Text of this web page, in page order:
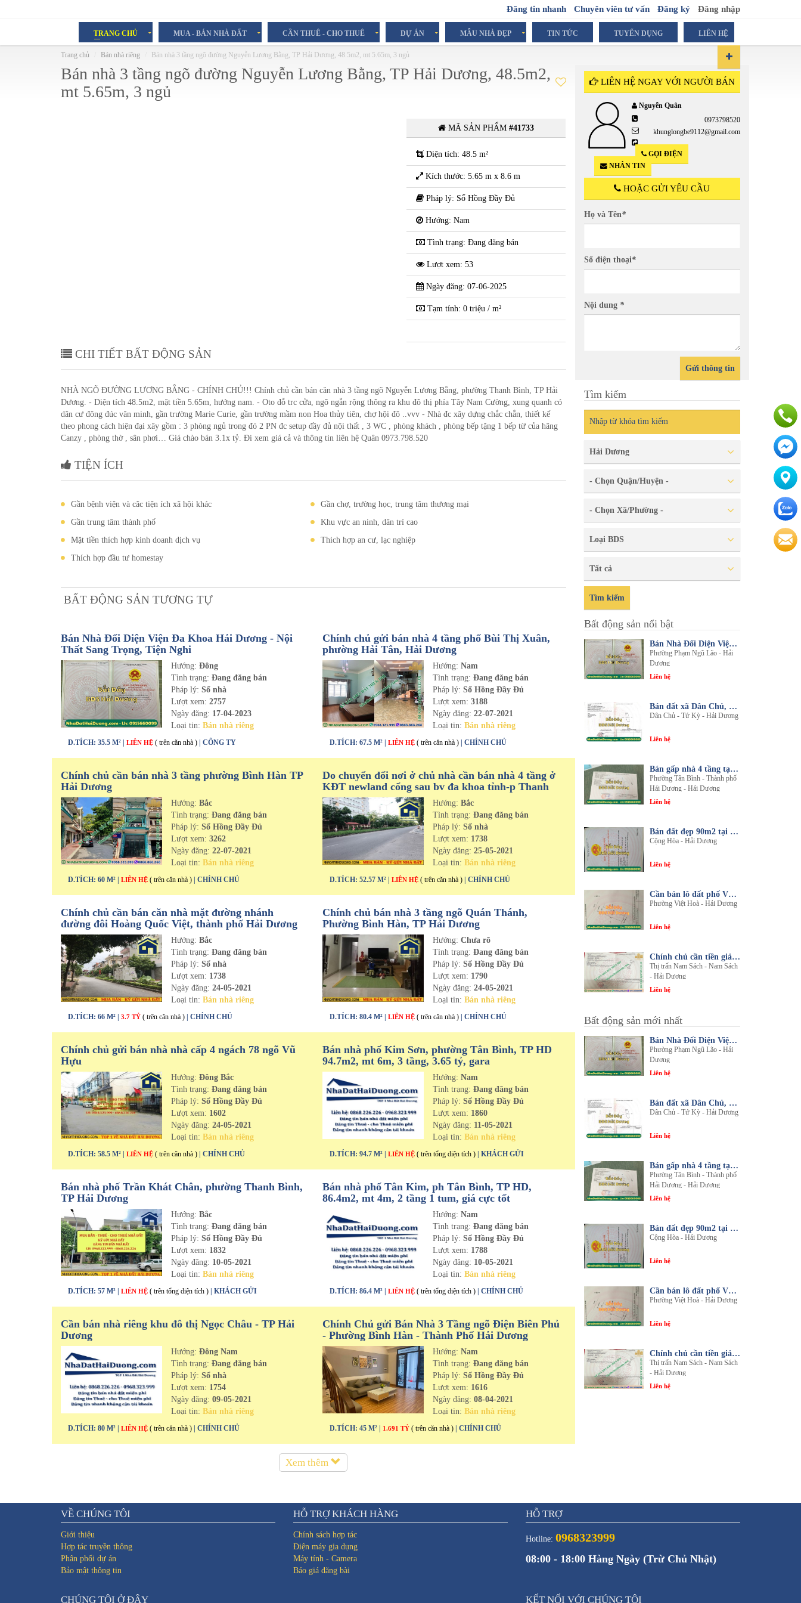
Đăng tin nhanh Chuyên viên tư vấn Đăng ký Đăng nhập
TRANG CHỦ MUA - BÁN NHÀ ĐẤT CẦN THUÊ - CHO THUÊ DỰ ÁN MẪU NHÀ ĐẸP TIN TỨC TUYỂN DỤNG LIÊN HỆ
Trang chủ Bán nhà riêng Bán nhà 3 tầng ngõ đường Nguyễn Lương Bằng, TP Hải Dương, 48.5m2, mt 5.65m, 3 ngủ
Bán nhà 3 tầng ngõ đường Nguyễn Lương Bằng, TP Hải Dương, 48.5m2,
mt 5.65m, 3 ngủ
MÃ SẢN PHẨM#41733
Diện tích: 48.5 m²
Kích thước: 5.65 m x 8.6 m
Pháp lý: Sổ Hồng Đầy Đủ
Hướng: Nam
Tình trạng: Đang đăng bán
Lượt xem: 53
Ngày đăng: 07-06-2025
Tạm tính: 0 triệu / m²
CHI TIẾT BẤT ĐỘNG SẢN
NHÀ NGÕ ĐƯỜNG LƯƠNG BẰNG - CHÍNH CHỦ!!! Chính chủ cần bán căn nhà 3 tầng ngõ Nguyễn Lương Bằng, phường Thanh Bình, TP Hải
Dương. - Diện tích 48.5m2, mặt tiền 5.65m, hướng nam. - Oto đỗ trc cửa, ngõ ngắn rộng thông ra khu đô thị phía Tây Nam Cường, xung quanh có
dân cư đông đúc văn minh, gần trường Marie Curie, gần trường mầm non Hoa thủy tiên, chợ hội đô ..vvv - Nhà đc xây dựng chắc chắn, thiết kế
theo phong cách hiện đại xây gồm : 3 phòng ngủ trong đó 2 PN đc setup đầy đủ nội thất , 3 WC , phòng khách , phòng bếp tặng 1 bếp từ của hãng
Canzy , phòng thờ , sân phơi… Giá chào bán 3.1x tỷ. Đi xem giá cả và thông tin liên hệ Quân 0973.798.520
TIỆN ÍCH
Gần bệnh viện và câc tiện ích xã hội khác
Gần chợ, trường học, trung tâm thương mại
Gần trung tâm thành phố
Khu vực an ninh, dân trí cao
Mặt tiền thích hợp kinh doanh dịch vụ
Thich hợp an cư, lạc nghiệp
Thích hợp đầu tư homestay
BẤT ĐỘNG SẢN TƯƠNG TỰ
Bán Nhà Đối Diện Viện Đa Khoa Hải Dương - Nội
Thất Sang Trọng, Tiện Nghi
Hướng:Đông
Tình trạng:Đang đăng bán
Pháp lý: Sổ nhà
Lượt xem:2757
Ngày đăng: 17-04-2023
Loại tin:Bán nhà riêng
D.TÍCH: 35.5 M² | LIÊN HỆ ( trên căn nhà ) | CÔNG TY
Chính chủ gửi bán nhà 4 tầng phố Bùi Thị Xuân,
phường Hải Tân, Hải Dương
Hướng:Nam
Tình trạng:Đang đăng bán
Pháp lý: Sổ Hồng Đầy Đủ
Lượt xem:3188
Ngày đăng:22-07-2021
Loại tin:Bán nhà riêng
D.TÍCH: 67.5 M² | LIÊN HỆ ( trên căn nhà ) | CHÍNH CHỦ
Chính chủ cần bán nhà 3 tầng phường Bình Hàn TP
Hải Dương
Hướng:Bắc
Tình trạng:Đang đăng bán
Pháp lý: Sổ Hồng Đầy Đủ
Lượt xem:3262
Ngày đăng:22-07-2021
Loại tin:Bán nhà riêng
D.TÍCH: 60 M² | LIÊN HỆ ( trên căn nhà ) | CHÍNH CHỦ
Do chuyển đổi nơi ở chủ nhà cần bán nhà 4 tầng ở
KĐT newland cổng sau bv đa khoa tỉnh-p Thanh
Bình-tp Hải Dương
Hướng:Bắc
Tình trạng:Đang đăng bán
Pháp lý: Sổ nhà
Lượt xem: 1738
Ngày đăng:25-05-2021
Loại tin:Bán nhà riêng
D.TÍCH: 52.57 M² | LIÊN HỆ ( trên căn nhà ) | CHÍNH CHỦ
Chính chủ cần bán căn nhà mặt đường nhánh
đường đôi Hoàng Quốc Việt, thành phố Hải Dương
Hướng:Bắc
Tình trạng:Đang đăng bán
Pháp lý: Sổ nhà
Lượt xem: 1738
Ngày đăng:24-05-2021
Loại tin:Bán nhà riêng
D.TÍCH: 66 M² | 3.7 TỶ ( trên căn nhà ) | CHÍNH CHỦ
Chính chủ bán nhà 3 tầng ngõ Quán Thánh,
Phường Bình Hàn, TP Hải Dương
Hướng:Chưa rõ
Tình trạng:Đang đăng bán
Pháp lý: Sổ Hồng Đầy Đủ
Lượt xem: 1790
Ngày đăng:24-05-2021
Loại tin:Bán nhà riêng
D.TÍCH: 80.4 M² | LIÊN HỆ ( trên căn nhà ) | CHÍNH CHỦ
Chính chủ gửi bán nhà nhà cấp 4 ngách 78 ngõ Vũ
Hựu
Hướng:Đông Bắc
Tình trạng:Đang đăng bán
Pháp lý: Sổ Hồng Đầy Đủ
Lượt xem: 1602
Ngày đăng:24-05-2021
Loại tin:Bán nhà riêng
D.TÍCH: 58.5 M² | LIÊN HỆ ( trên căn nhà ) | CHÍNH CHỦ
Bán nhà phố Kim Sơn, phường Tân Bình, TP HD
94.7m2, mt 6m, 3 tầng, 3.65 tỷ, gara
Hướng:Nam
Tình trạng:Đang đăng bán
Pháp lý: Sổ Hồng Đầy Đủ
Lượt xem: 1860
Ngày đăng: 11-05-2021
Loại tin:Bán nhà riêng
D.TÍCH: 94.7 M² | LIÊN HỆ ( trên tổng diện tích ) | KHÁCH GỬI
Bán nhà phố Trần Khát Chân, phường Thanh Bình,
TP Hải Dương
Hướng:Bắc
Tình trạng:Đang đăng bán
Pháp lý: Sổ Hồng Đầy Đủ
Lượt xem: 1832
Ngày đăng: 10-05-2021
Loại tin:Bán nhà riêng
D.TÍCH: 57 M² | LIÊN HỆ ( trên tổng diện tích ) | KHÁCH GỬI
Bán nhà phố Tân Kim, ph Tân Bình, TP HD,
86.4m2, mt 4m, 2 tầng 1 tum, giá cực tốt
Hướng:Nam
Tình trạng:Đang đăng bán
Pháp lý: Sổ Hồng Đầy Đủ
Lượt xem: 1788
Ngày đăng: 10-05-2021
Loại tin:Bán nhà riêng
D.TÍCH: 86.4 M² | LIÊN HỆ ( trên tổng diện tích ) | CHÍNH CHỦ
Cần bán nhà riêng khu đô thị Ngọc Châu - TP Hải
Dương
Hướng:Đông Nam
Tình trạng:Đang đăng bán
Pháp lý: Sổ nhà
Lượt xem: 1754
Ngày đăng:09-05-2021
Loại tin:Bán nhà riêng
D.TÍCH: 80 M² | LIÊN HỆ ( trên căn nhà ) | CHÍNH CHỦ
Chính Chủ gửi Bán Nhà 3 Tầng ngõ Điện Biên Phủ
- Phường Bình Hàn - Thành Phố Hải Dương
Hướng:Nam
Tình trạng:Đang đăng bán
Pháp lý: Sổ Hồng Đầy Đủ
Lượt xem: 1616
Ngày đăng:08-04-2021
Loại tin:Bán nhà riêng
D.TÍCH: 45 M² | 1.691 TỶ ( trên căn nhà ) | CHÍNH CHỦ
Xem thêm
LIÊN HỆ NGAY VỚI NGƯỜI BÁN
Nguyễn Quân
0973798520
khunglongbe9112@gmail.com
GỌI ĐIỆN
NHẮN TIN
HOẶC GỬI YÊU CẦU
Họ và Tên*
Số điện thoại*
Nội dung *
Gửi thông tin
Tìm kiếm
Hải Dương
- Chọn Quận/Huyện -
- Chọn Xã/Phường -
Loại BDS
Tất cả
Tìm kiếm
Bất động sản nổi bật
Bán Nhà Đối Diện Viện Đa Khoa Hải Dương - Nội Thất Sang Trọng, Tiện Nghi
Phường Phạm Ngũ Lão - Hải
Dương
Liên hệ
Bán đất xã Dân Chủ, Tứ Kỳ, Hải Dương - Diện tích 214m2 - Mặt tiền 8.5m - nhadathaiduong.com
Dân Chủ - Tứ Kỳ - Hải Dương
Liên hệ
Bán gấp nhà 4 tầng tại khu đô thị An Phú 2 - Nội thất gỗ lim sang trọng
Phường Tân Bình - Thành phố
Hải Dương - Hải Dương
Liên hệ
Bán đất đẹp 90m2 tại thôn An Điền, xã Cộng Hòa, huyện Nam Sách, tỉnh Hải Dương
Cộng Hòa - Hải Dương
Liên hệ
Cần bán lô đất phố Văn, phường Việt Hòa, thành phố Hải Dương
Phường Việt Hoà - Hải Dương
Liên hệ
Chính chủ cần tiền giải quyết công việc bán gấp 1 trong 3 lô đất sổ đỏ chính chủ
Thị trấn Nam Sách - Nam Sách
- Hải Dương
Liên hệ
Bất động sản mới nhất
Bán Nhà Đối Diện Viện Đa Khoa Hải Dương - Nội Thất Sang Trọng, Tiện Nghi
Phường Phạm Ngũ Lão - Hải
Dương
Liên hệ
Bán đất xã Dân Chủ, Tứ Kỳ, Hải Dương - Diện tích 214m2 - Mặt tiền 8.5m - nhadathaiduong.com
Dân Chủ - Tứ Kỳ - Hải Dương
Liên hệ
Bán gấp nhà 4 tầng tại khu đô thị An Phú 2 - Nội thất gỗ lim sang trọng
Phường Tân Bình - Thành phố
Hải Dương - Hải Dương
Liên hệ
Bán đất đẹp 90m2 tại thôn An Điền, xã Cộng Hòa, huyện Nam Sách, tỉnh Hải Dương
Cộng Hòa - Hải Dương
Liên hệ
Cần bán lô đất phố Văn, phường Việt Hòa, thành phố Hải Dương
Phường Việt Hoà - Hải Dương
Liên hệ
Chính chủ cần tiền giải quyết công việc bán gấp 1 trong 3 lô đất sổ đỏ chính chủ
Thị trấn Nam Sách - Nam Sách
- Hải Dương
Liên hệ
VỀ CHÚNG TÔI
Giới thiệu
Hợp tác truyền thông
Phân phối dự án
Bảo mật thông tin
HỖ TRỢ KHÁCH HÀNG
Chính sách hợp tác
Điện máy gia dụng
Máy tính - Camera
Báo giá đăng bài
HỖ TRỢ
Hotline: 0968323999
08:00 - 18:00 Hàng Ngày (Trừ Chủ Nhật)
CHÚNG TÔI Ở ĐÂY KẾT NỐI VỚI CHÚNG TÔI